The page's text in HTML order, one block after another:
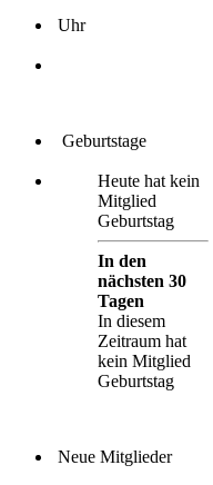
Uhr
Geburtstage
Heute hat kein
Mitglied
Geburtstag
In den
nächsten 30
Tagen
In diesem
Zeitraum hat
kein Mitglied
Geburtstag
Neue Mitglieder